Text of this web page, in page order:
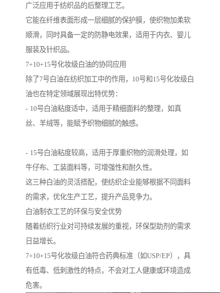
广泛应用于纺织品的后整理工艺。
它能在纤维表面形成一层细腻的保护膜，使织物加柔软
顺滑，同时具备一定的防静电效果，适用于内衣、婴儿
服装及针织品。
7+10+15号化妆级白油的协同应用
除了7号白油在纺织加工中的作用，10号和15号化妆级白
油也在特定领域展现出特优势：
- 10号白油粘度适中，适用于精细面料的整理，如真
丝、羊绒等，能赋予织物细腻的触感。
- 15号白油粘度较高，适用于厚重织物的润滑处理，如
牛仔布、工装面料等，可增强性和耐久性。
这三种白油的灵活搭配，使纺织企业能够根据不同面料
的需求，优化生产工艺，提升产品竞争力。
白油制衣工艺的环保与安全优势
随着纺织行业对可持续发展的重视，环保型助剂的需求
日益增长。
7+10+15号化妆级白油符合药典标准（如USP/EP），具
有低毒、低刺激性的特点，不会对工人健康或环境造成
危害。